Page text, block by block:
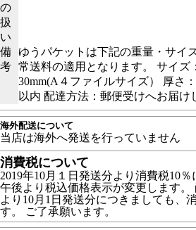
の
扱
い
備
考
ゆうパケットは下記の重量・サイ
常送料の適用となります。 サイズ
30mm(A４ファイルサイズ） 厚さ
以内 配達方法：郵便受けへお届け
海外配送について
当店は海外へ発送を行っていません
消費税について
2019年10月１日発送分より消費税10％
午後より税込価格表示が変更します。
より10月1日発送分につきましても、
す。 ご了承願います。